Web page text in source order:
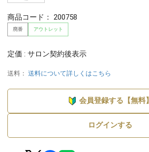
商品コード： 200758
廃番 アウトレット
定価 : サロン契約後表示
送料： 送料について詳しくはこちら
会員登録する【無料】
ログインする